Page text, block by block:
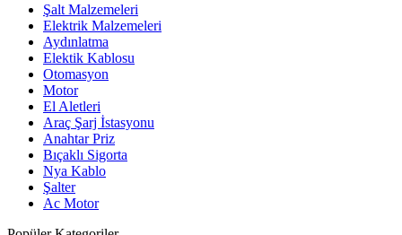
Şalt Malzemeleri
Elektrik Malzemeleri
Aydınlatma
Elektik Kablosu
Otomasyon
Motor
El Aletleri
Araç Şarj İstasyonu
Anahtar Priz
Bıçaklı Sigorta
Nya Kablo
Şalter
Ac Motor